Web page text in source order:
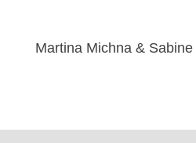
Martina Michna & Sabine